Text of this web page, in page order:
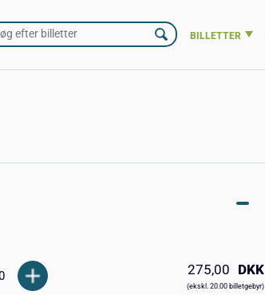
BILLETTER
275,00 DKK
(ekskl. 20.00 billetgebyr)